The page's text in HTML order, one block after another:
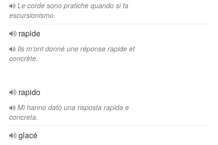
Le corde sono pratiche quando si fa
escursionismo.
rapide
Ils m'ont donné une réponse rapide et
concrète.
rapido
Mi hanno dato una risposta rapida e
concreta.
glacé